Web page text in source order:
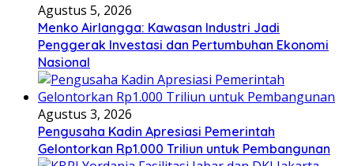
Agustus 5, 2026
Menko Airlangga: Kawasan Industri Jadi
Penggerak Investasi dan Pertumbuhan Ekonomi
Nasional
Agustus 3, 2026
Pengusaha Kadin Apresiasi Pemerintah
Gelontorkan Rp1.000 Triliun untuk Pembangunan